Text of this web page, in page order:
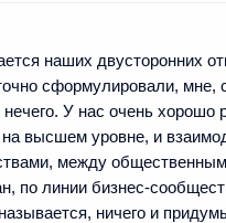
наших двусторонних
сформулировали, мне,
нечего. У нас очень хорошо
на высшем уровне, и
между
по линии бизнес-
ничего и